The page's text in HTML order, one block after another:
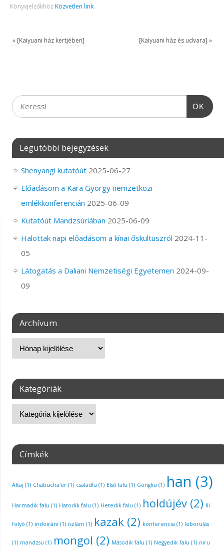
Könyvjelzőkhöz Közvetlen link.
« [Kaiyuani ház kertjében] [Kaiyuani ház és udvara] »
OK
Legutóbbi bejegyzések
Shenyangi kutatóút 2025-06-27
Előadásom a Kara György nemzetközi
emlékkonferencián 2025-06-09
Kutatóút Mandzsúriában 2025-06-09
Halottak napi előadásom a kínai őskultuszról 2024-11-
05
Látogatás a Daliani Nemzetiségi Egyetemen 2024-09-
09
Archívum
Kategóriák
Címkék
Altaj (1) Chabucha'er(1) családfa (1) Első falu (1) Gongliu (1) han (3)
Harmadik falu (1) Hatodik falu (1) Hetedik falu (1) holdújév(2) Ili
folyó (1) indoiráni (1) iszlám (1) kazak(2) konferencia (1) leborulás
(1) mandzsu (1) mongol (2) Második falu (1) Negyedik falu (1) niru